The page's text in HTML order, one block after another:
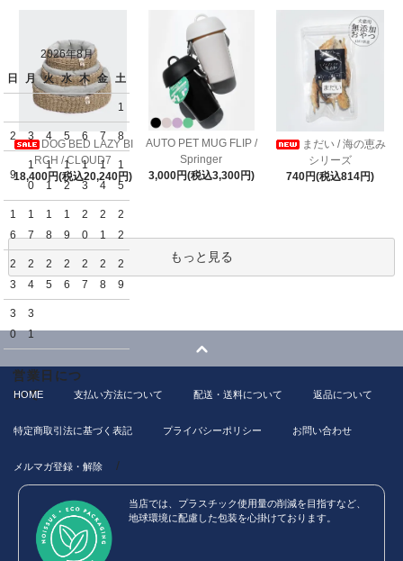
DOG BED LAZY BI
RCH / CLOUD7
18,400円(税込20,240円)
AUTO PET MUG FLIP /
Springer
3,000円(税込3,300円)
まだい / 海の恵み
シリーズ
740円(税込814円)
もっと見る
営業日につ
いて
2026年8月
日
月 火 水 木 金 土
1
2 3 4 5 6 7 8
9
1
0
1
1
1
2
1
3
1
4
1
5
1
6
1
7
1
8
1
9
2
0
2
1
2
2
2
3
2
4
2
5
2
6
2
7
2
8
2
9
3
0
3
1
HOME 支払い方法について 配送・送料について 返品について
特定商取引法に基づく表記 プライバシーポリシー お問い合わせ
メルマガ登録・解除 /
当店では、プラスチック使用量の削減を目指すなど、
地球環境に配慮した包装を心掛けております。